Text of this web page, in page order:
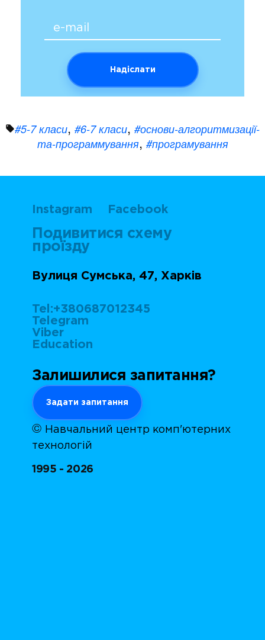
Tags:
5-7 класи, 6-7 класи,
основи-алгоритмизації-
та-программування, програмування
Instagram Facebook
Подивитися схему
проїзду
Вулиця Сумська, 47, Харків
Tel:+380687012345
Telegram
Viber
Education
Залишилися запитання?
Задати запитання
© Навчальний центр комп'ютерних
технологій
1995 - 2026